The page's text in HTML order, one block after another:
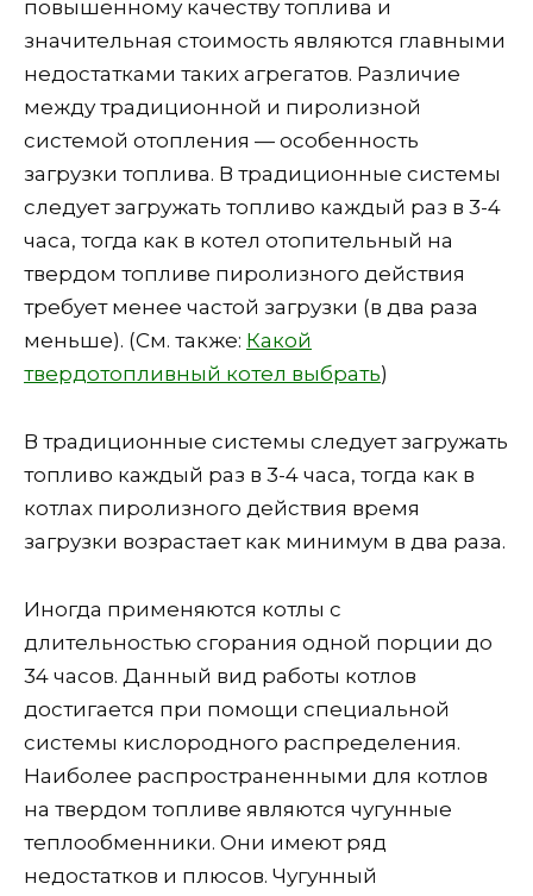
повышенному качеству топлива и
значительная стоимость являются главными
недостатками таких агрегатов. Различие
между традиционной и пиролизной
системой отопления — особенность
загрузки топлива. В традиционные системы
следует загружать топливо каждый раз в 3-4
часа, тогда как в котел отопительный на
твердом топливе пиролизного действия
требует менее частой загрузки (в два раза
меньше). (См. также: Какой
твердотопливный котел выбрать)
В традиционные системы следует загружать
топливо каждый раз в 3-4 часа, тогда как в
котлах пиролизного действия время
загрузки возрастает как минимум в два раза.
Иногда применяются котлы с
длительностью сгорания одной порции до
34 часов. Данный вид работы котлов
достигается при помощи специальной
системы кислородного распределения.
Наиболее распространенными для котлов
на твердом топливе являются чугунные
теплообменники. Они имеют ряд
недостатков и плюсов. Чугунный